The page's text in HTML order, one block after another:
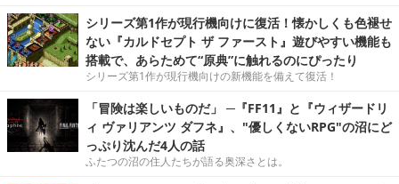
シリーズ第1作が現行機向けに復活！懐かしくも色褪せ
ない『カルドセプト ザ ファースト』遊びやすい機能も
搭載で、あらためて“原典”に触れるのにぴったり
シリーズ第1作が現行機向けの新機能を備えて復活！
「冒険は楽しいものだ」 ─『FF11』と『ウィザードリ
ィ ヴァリアンツ ダフネ』、"優しくないRPG"の沼にど
っぷり沈んだ4人の話
ふたつの沼の住人たちが語る奥深さとは。